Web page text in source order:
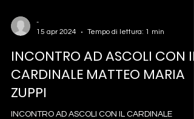
INCONTRO AD ASCOLI CON IL
CARDINALE MATTEO MARIA
ZUPPI